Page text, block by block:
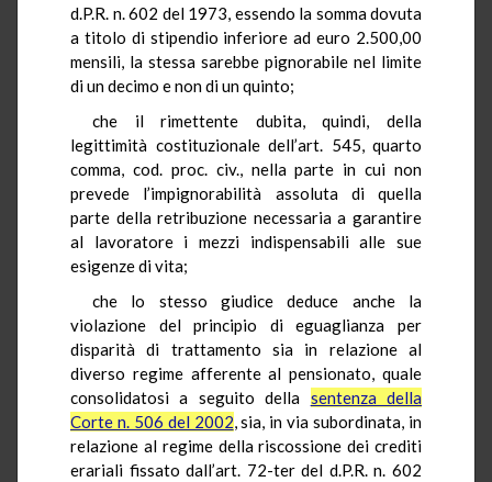
d.P.R. n. 602 del 1973, essendo la somma dovuta
a titolo di stipendio inferiore ad euro 2.500,00
mensili, la stessa sarebbe pignorabile nel limite
di un decimo e non di un quinto;
che il rimettente dubita, quindi, della
legittimità costituzionale dell’art. 545, quarto
comma, cod. proc. civ., nella parte in cui non
prevede l’impignorabilità assoluta di quella
parte della retribuzione necessaria a garantire
al lavoratore i mezzi indispensabili alle sue
esigenze di vita;
che lo stesso giudice deduce anche la
violazione del principio di eguaglianza per
disparità di trattamento sia in relazione al
diverso regime afferente al pensionato, quale
consolidatosi a seguito della sentenza della
Corte n. 506 del 2002, sia, in via subordinata, in
relazione al regime della riscossione dei crediti
erariali fissato dall’art. 72-ter del d.P.R. n. 602